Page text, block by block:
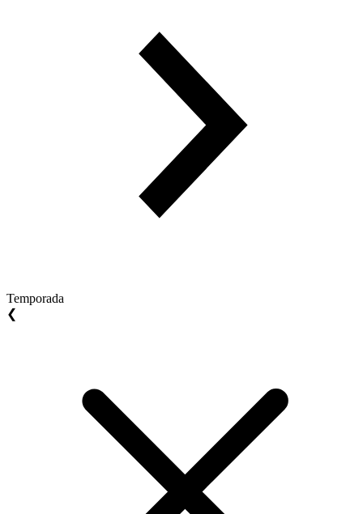
Temporada
❮